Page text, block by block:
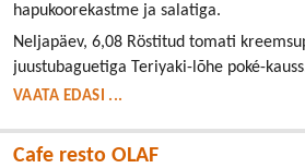
hapukoorekastme ja salatiga.
Neljapäev, 6,08 Röstitud tomati
juustubaguetiga Teriyaki-lõhe poké-
VAATA EDASI ...
Cafe resto OLAF